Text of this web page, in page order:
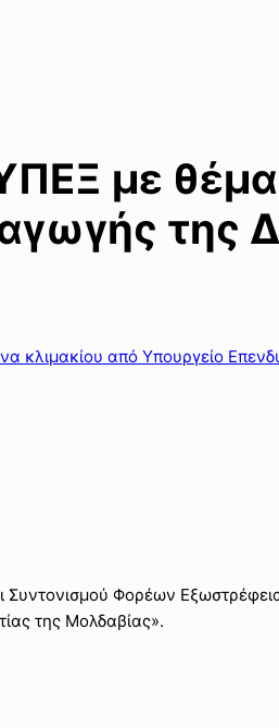
με
της
κλιμακίου από Υπουργείο
Συντονισμού Φορέων
της Μολδαβίας».